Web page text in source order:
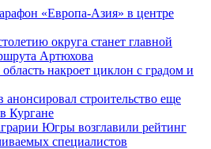
«Европа-Азия» в центре
округа станет главной
Артюхова
накроет циклон с градом и
строительство еще
Кургане
Югры возглавили рейтинг
специалистов